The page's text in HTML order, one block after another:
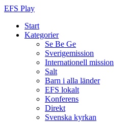
EFS Play
Start
Kategorier
Se Be Ge
Sverigemission
Internationell mission
Salt
Barn i alla länder
EFS lokalt
Konferens
Direkt
Svenska kyrkan